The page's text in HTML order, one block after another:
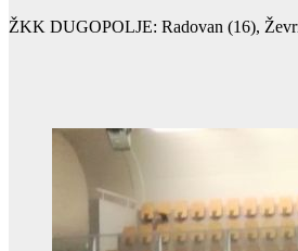
ŽKK DUGOPOLJE: Radovan (16),